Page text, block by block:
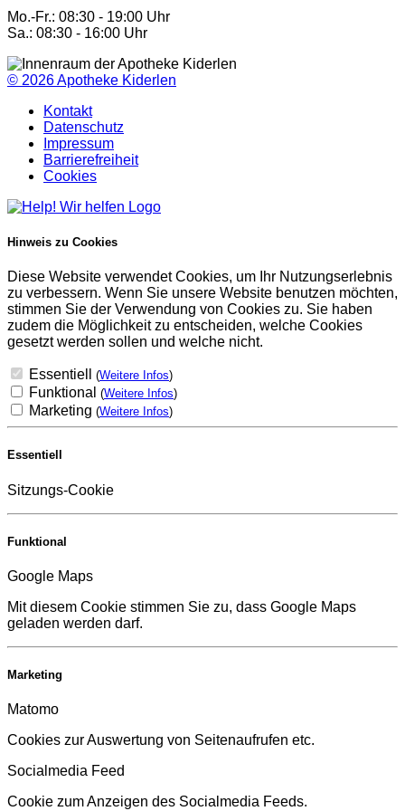
Mo.-Fr.: 08:30 - 19:00 Uhr
Sa.: 08:30 - 16:00 Uhr
© 2026Apotheke Kiderlen
Kontakt
Datenschutz
Impressum
Barrierefreiheit
Cookies
Hinweis zu Cookies
Diese Website verwendet Cookies, um Ihr Nutzungserlebnis
zu verbessern. Wenn Sie unsere Website benutzen möchten,
stimmen Sie der Verwendung von Cookies zu. Sie haben
zudem die Möglichkeit zu entscheiden, welche Cookies
gesetzt werden sollen und welche nicht.
Essentiell (Weitere Infos)
Funktional (Weitere Infos)
Marketing (Weitere Infos)
Essentiell
Sitzungs-Cookie
Funktional
Google Maps
Mit diesem Cookie stimmen Sie zu, dass Google Maps
geladen werden darf.
Marketing
Matomo
Cookies zur Auswertung von Seitenaufrufen etc.
Socialmedia Feed
Cookie zum Anzeigen des Socialmedia Feeds.